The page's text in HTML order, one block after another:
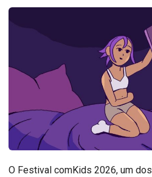
O Festival comKids 2026, um